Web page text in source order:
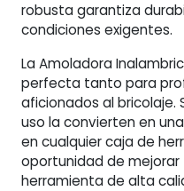
robusta garantiza
condiciones exigentes.
La Amoladora
perfecta tanto para
aficionados al bricolaje.
uso la convierten en
en cualquier caja de
oportunidad de
herramienta de alta